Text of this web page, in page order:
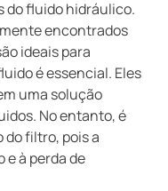
do fluido hidráulico.
encontrados
ideais para
é essencial. Eles
uma solução
No entanto, é
filtro, pois a
e à perda de